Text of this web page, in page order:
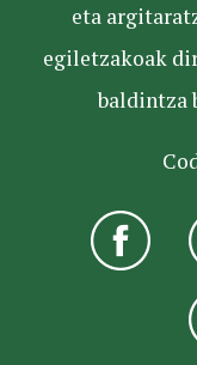
eta
egiletzakoak
baldintza